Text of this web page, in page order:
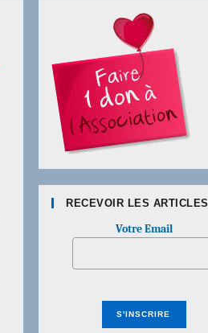
RECEVOIR LES ARTICLES
Votre Email